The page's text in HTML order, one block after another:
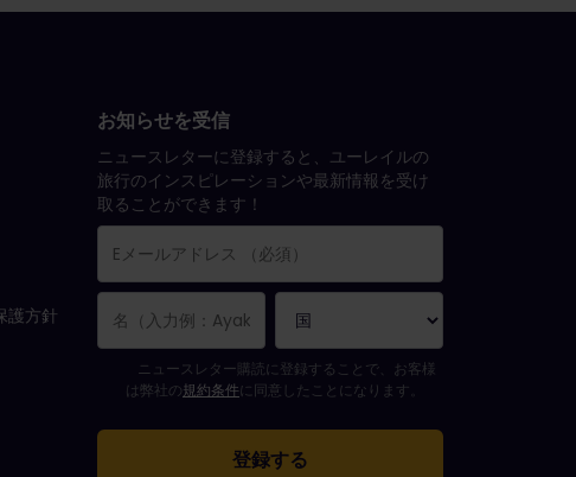
護方針
お知らせを受信
ニュースレターに登録すると、ユーレイルの
旅行のインスピレーションや最新情報を受け
取ることができます！
購読登録が完了しました。
Eメールアドレス欄は必須項目です。
Eメールアドレスが正しくありません。
ニュースレターの購読登録中にエラーが発生しました。後ほど、もう
すでにこのニュースレターを購読されています！
ニュースレターを購読するには規約条件に同意してください。
ニュースレター購読に登録することで、お客様
は弊社の規約条件に同意したことになります。